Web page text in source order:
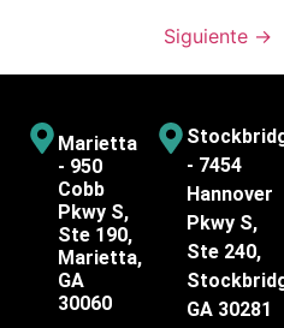
Siguiente →
Marietta
- 950
Cobb
Pkwy S,
Ste 190,
Marietta,
GA
30060
- 7454
Hannover
Pkwy S,
Ste 240,
GA 30281